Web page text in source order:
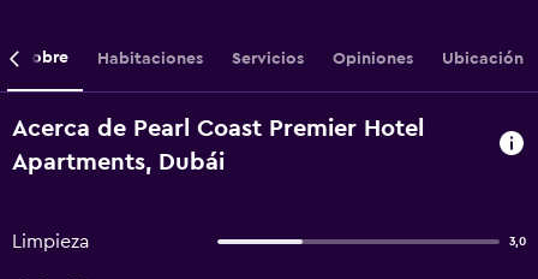
Sobre Habitaciones Servicios Opiniones Ubicación
Acerca de Pearl Coast Premier Hotel
Apartments, Dubái
Limpieza 3,0